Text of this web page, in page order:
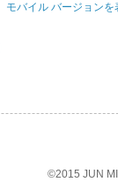
モバイル バージョンを
©2015 JUN